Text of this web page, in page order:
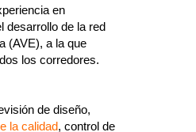
en
desarrollo de la red
(AVE), a la que
los corredores.
de diseño,
la calidad, control de